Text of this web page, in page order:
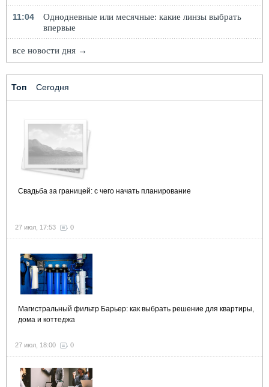
11:04
Однодневные или месячные: какие линзы выбрать
впервые
все новости дня →
Топ Сегодня
Свадьба за границей: с чего начать планирование
27 июл, 17:53 0
Магистральный фильтр Барьер: как выбрать решение для квартиры,
дома и коттеджа
27 июл, 18:00 0